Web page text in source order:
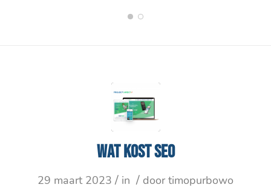
Wat kost SEO
29 maart 2023 / in / doortimopurbowo